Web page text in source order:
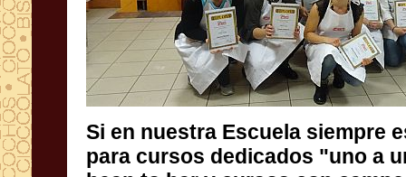
Si en nuestra Escuela siempre
para cursos dedicados "uno a
bean to bar y cursos con
como Mannori, nuestra
permanecer sin el Rey de
que empezó con nosotros
para un curso profesional
Halloween el 24 de Septiembre.
están abiertas, si desea